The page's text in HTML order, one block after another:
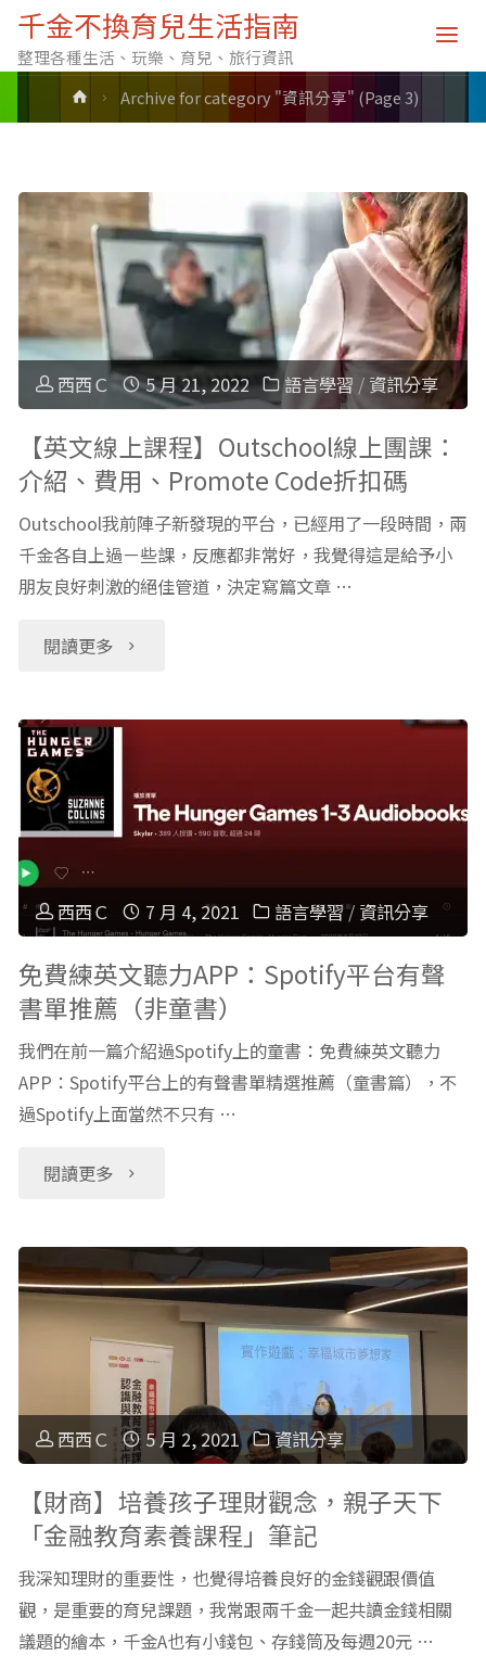
千金不換育兒生活指南
整理各種生活、玩樂、育兒、旅行資訊
分類: 資訊分享
HomeArchive for category "資訊分享" (Page 3)
西西Ｃ 5 月 21, 2022 語言學習 / 資訊分享
【英文線上課程】Outschool線上團課：
介紹、費用、Promote Code折扣碼
Outschool我前陣子新發現的平台，已經用了一段時間，兩
千金各自上過ㄧ些課，反應都非常好，我覺得這是給予小
朋友良好刺激的絕佳管道，決定寫篇文章 …
閱讀更多
"【英
上
程】
Outschool
線
上
團
課：
紹、
費
用、
Promote
折
扣
碼"
西西Ｃ 7 月 4, 2021 語言學習/ 資訊分享
免費練英文聽力APP：Spotify平台有聲
書單推薦（非童書）
我們在前一篇介紹過Spotify上的童書：免費練英文聽力
APP：Spotify平台上的有聲書單精選推薦（童書篇），不
過Spotify上面當然不只有 …
閱讀更多
"免
練
英
文
聽
力
APP：
Spotify
平
西西Ｃ 5 月 2, 2021 資訊分享
【財商】培養孩子理財觀念，親子天下
「金融教育素養課程」筆記
我深知理財的重要性，也覺得培養良好的金錢觀跟價值
觀，是重要的育兒課題，我常跟兩千金一起共讀金錢相關
議題的繪本，千金A也有小錢包、存錢筒及每週20元 …